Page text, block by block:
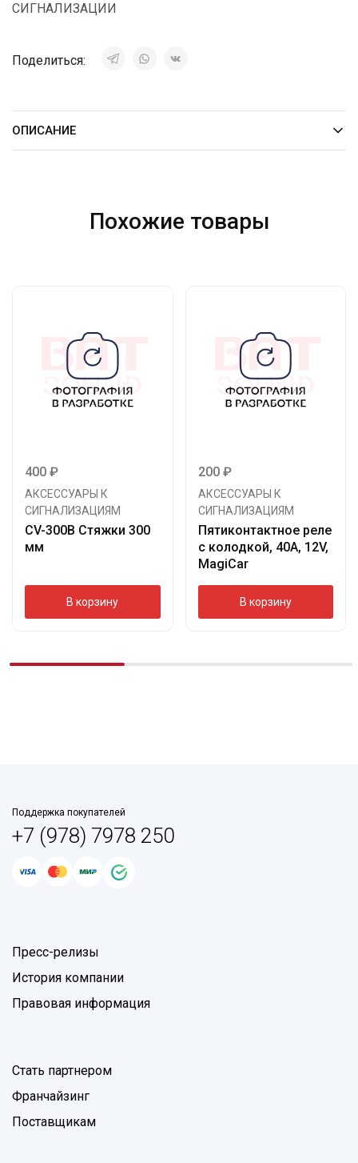
СИГНАЛИЗАЦИИ
Поделиться:
ОПИСАНИЕ
Похожие товары
400 ₽
АКСЕССУАРЫ К
СИГНАЛИЗАЦИЯМ
CV-300B Стяжки 300
мм
В корзину
200 ₽
АКСЕССУАРЫ К
СИГНАЛИЗАЦИЯМ
Пятиконтактное реле
с колодкой, 40А, 12V,
MagiCar
В корзину
Поддержка покупателей
+7 (978) 7978 250
Пресс-релизы
История компании
Правовая информация
Стать партнером
Франчайзинг
Поставщикам